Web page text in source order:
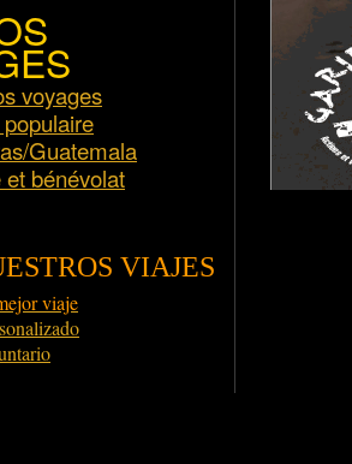
voyages
Guatemala
et bénévolat
VIAJES
viaje